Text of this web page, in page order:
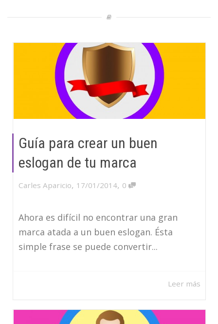
Guía para crear un buen
eslogan de tu marca
Carles Aparicio, 17/01/2014, 0
Ahora es difícil no encontrar una gran
marca atada a un buen eslogan. Ésta
simple frase se puede convertir...
Leer más